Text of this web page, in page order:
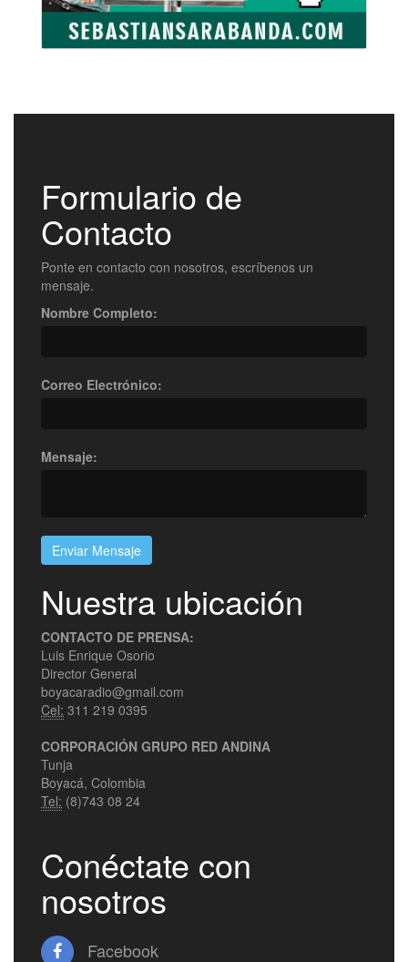
Formulario de
Contacto
Ponte en contacto con nosotros, escríbenos un
mensaje.
Nombre Completo:
Correo Electrónico:
Mensaje:
Enviar Mensaje
Nuestra ubicación
CONTACTO DE PRENSA:
Luis Enrique Osorio
Director General
boyacaradio@gmail.com
Cel: 311 219 0395
CORPORACIÓN GRUPO RED ANDINA
Tunja
Boyacá, Colombia
Tel: (8)743 08 24
Conéctate con
nosotros
Facebook